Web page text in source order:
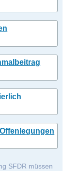
SFDR müssen